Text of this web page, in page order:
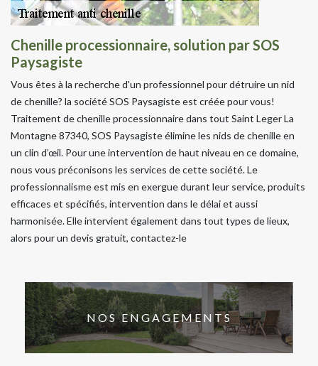
Chenille processionnaire, solution par SOS
Paysagiste
Vous êtes à la recherche d'un professionnel pour détruire un nid
de chenille? la société SOS Paysagiste est créée pour vous!
Traitement de chenille processionnaire dans tout Saint Leger La
Montagne 87340, SOS Paysagiste élimine les nids de chenille en
un clin d’œil. Pour une intervention de haut niveau en ce domaine,
nous vous préconisons les services de cette société. Le
professionnalisme est mis en exergue durant leur service, produits
efficaces et spécifiés, intervention dans le délai et aussi
harmonisée. Elle intervient également dans tout types de lieux,
alors pour un devis gratuit, contactez-le
NOS ENGAGEMENTS